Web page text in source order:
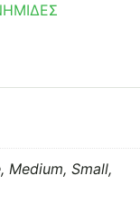
Medium, Small,